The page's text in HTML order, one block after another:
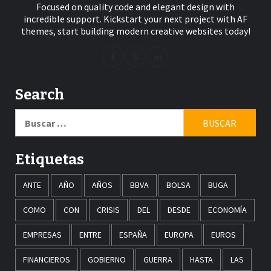
Focused on quality code and elegant design with
incredible support. Kickstart your next project with AF
themes, start building modern creative websites today!
Search
Etiquetas
ANTE AÑO AÑOS BBVA BOLSA BUGA
COMO CON CRISIS DEL DESDE ECONOMÍA
EMPRESAS ENTRE ESPAÑA EUROPA EUROS
FINANCIEROS GOBIERNO GUERRA HASTA LAS